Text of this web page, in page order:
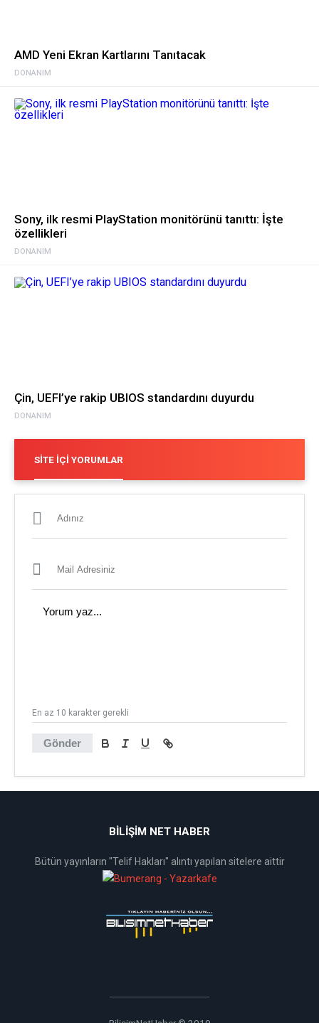
DONANIM
AMD Yeni Ekran Kartlarını Tanıtacak
DONANIM
Sony, ilk resmi PlayStation monitörünü tanıttı: İşte
özellikleri
DONANIM
Çin, UEFI’ye rakip UBIOS standardını duyurdu
SITE İÇI YORUMLAR
Gönder
En az 10 karakter gerekli
BİLİŞİM NET HABER
Bütün yayınların "Telif Hakları" alıntı yapılan sitelere aittir